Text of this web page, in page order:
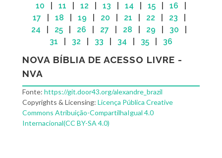
10
11 12 13 14 15 16
17
18 19 20 21 22 23
24
25 26 27 28 29 30
31
32 33 34 35 36
NOVA BÍBLIA DE ACESSO LIVRE -
NVA
Fonte: https://git.door43.org/alexandre_brazil
Copyrights & Licensing: Licença Pública Creative
Commons Atribuição-CompartilhaIgual 4.0
Internacional(CC BY-SA 4.0)